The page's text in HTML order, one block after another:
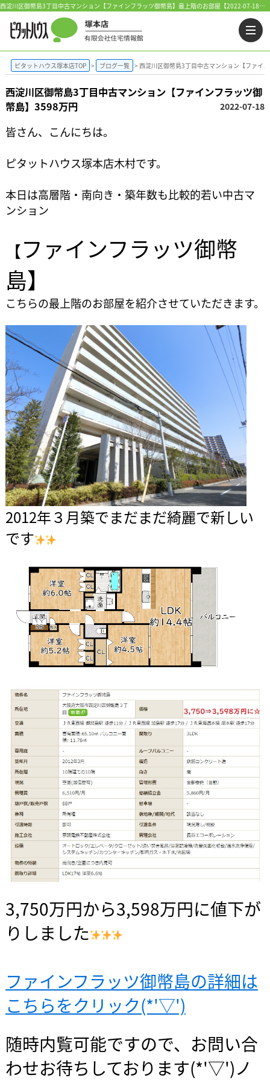
西淀川区御幣島3丁目中古マンション【ファインフラッツ御幣島】最上階のお部屋【2022-07-18更新】
ピタットハウス塚本店TOP ブログ一覧 西淀川区御幣島3丁目中古マンション【ファイ
西淀川区御幣島3丁目中古マンション【ファインフラッツ御
幣島】3598万円
2022-07-18
皆さん、こんにちは。
ピタットハウス塚本店木村です。
本日は高層階・南向き・築年数も比較的若い中古マ
ンション
【ファインフラッツ御幣
島】
こちらの最上階のお部屋を紹介させていただきます。
2012年３月築でまだまだ綺麗で新しい
です
3,750万円から3,598万円に値下が
りしました
ファインフラッツ御幣島の詳細は
こちらをクリック(*'▽')
随時内覧可能ですので、お問い合
わせお待ちしております(*'▽')ノ